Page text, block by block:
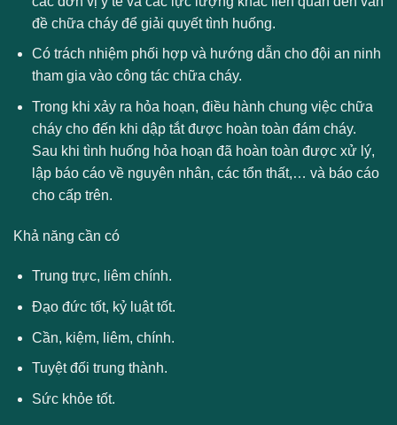
đề chữa cháy để giải quyết tình huống.
Có trách nhiệm phối hợp và hướng dẫn cho đội an ninh
tham gia vào công tác chữa cháy.
Trong khi xảy ra hỏa hoạn, điều hành chung việc chữa
cháy cho đến khi dập tắt được hoàn toàn đám cháy.
Sau khi tình huống hỏa hoạn đã hoàn toàn được xử lý,
lập báo cáo về nguyên nhân, các tổn thất,… và báo cáo
cho cấp trên.
Khả năng cần có
Trung trực, liêm chính.
Đạo đức tốt, kỷ luật tốt.
Cần, kiệm, liêm, chính.
Tuyệt đối trung thành.
Sức khỏe tốt.